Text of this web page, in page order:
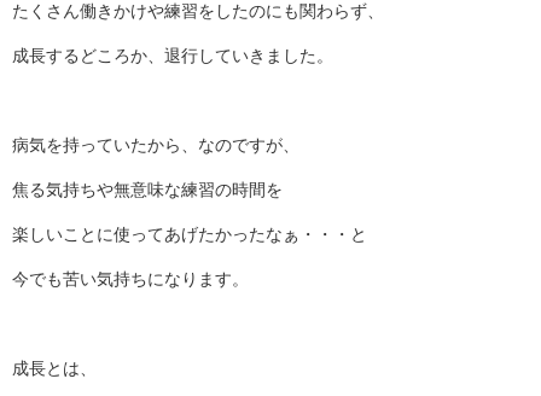
たくさん働きかけや練習をしたのにも関わらず、
成長するどころか、退行していきました。
病気を持っていたから、なのですが、
焦る気持ちや無意味な練習の時間を
楽しいことに使ってあげたかったなぁ・・・と
今でも苦い気持ちになります。
成長とは、